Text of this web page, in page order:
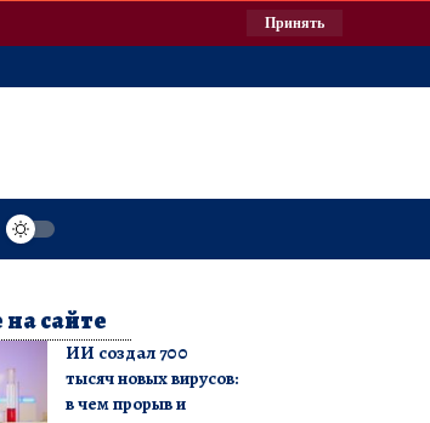
Принять
сайте
ИИ создал 700
тысяч новых вирусов:
в чем прорыв и